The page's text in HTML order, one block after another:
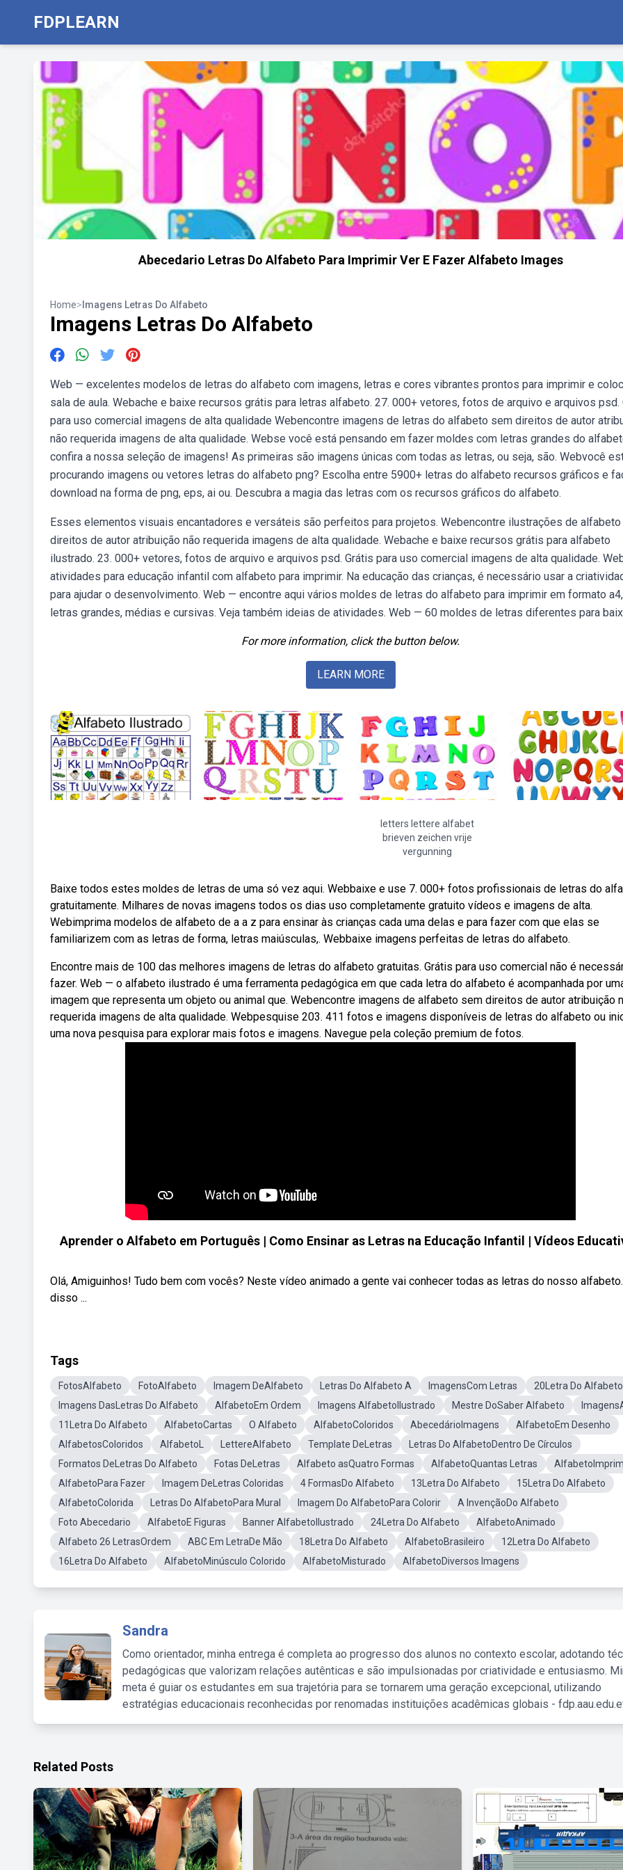
FDPLEARN
Abecedario Letras Do Alfabeto Para Imprimir Ver E Fazer Alfabeto Images
Home> Imagens Letras Do Alfabeto
Imagens Letras Do Alfabeto
Web — excelentes modelos de letras do alfabeto com imagens, letras e cores vibrantes prontos para imprimir e
sala de aula. Webache e baixe recursos grátis para letras alfabeto. 27. 000+ vetores, fotos de arquivo e arquivos psd.
para uso comercial imagens de alta qualidade Webencontre imagens de letras do alfabeto sem direitos de autor
não requerida imagens de alta qualidade. Webse você está pensando em fazer moldes com letras grandes do
confira a nossa seleção de imagens! As primeiras são imagens únicas com todas as letras, ou seja, são. Webvocê
procurando imagens ou vetores letras do alfabeto png? Escolha entre 5900+ letras do alfabeto recursos gráficos e
download na forma de png, eps, ai ou. Descubra a magia das letras com os recursos gráficos do alfabeto.
Esses elementos visuais encantadores e versáteis são perfeitos para projetos. Webencontre ilustrações de
direitos de autor atribuição não requerida imagens de alta qualidade. Webache e baixe recursos grátis para alfabeto
ilustrado. 23. 000+ vetores, fotos de arquivo e arquivos psd. Grátis para uso comercial imagens de alta qualidade.
atividades para educação infantil com alfabeto para imprimir. Na educação das crianças, é necessário usar a
para ajudar o desenvolvimento. Web — encontre aqui vários moldes de letras do alfabeto para imprimir em formato
letras grandes, médias e cursivas. Veja também ideias de atividades. Web — 60 moldes de letras diferentes para
For more information, click the button below.
LEARN MORE
letters lettere alfabet
brieven zeichen vrije
vergunning
Baixe todos estes moldes de letras de uma só vez aqui. Webbaixe e use 7. 000+ fotos profissionais de letras do
gratuitamente. Milhares de novas imagens todos os dias uso completamente gratuito vídeos e imagens de alta.
Webimprima modelos de alfabeto de a a z para ensinar às crianças cada uma delas e para fazer com que elas se
familiarizem com as letras de forma, letras maiúsculas,. Webbaixe imagens perfeitas de letras do alfabeto.
Encontre mais de 100 das melhores imagens de letras do alfabeto gratuitas. Grátis para uso comercial não é
fazer. Web — o alfabeto ilustrado é uma ferramenta pedagógica em que cada letra do alfabeto é acompanhada por
imagem que representa um objeto ou animal que. Webencontre imagens de alfabeto sem direitos de autor atribuição
requerida imagens de alta qualidade. Webpesquise 203. 411 fotos e imagens disponíveis de letras do alfabeto ou
uma nova pesquisa para explorar mais fotos e imagens. Navegue pela coleção premium de fotos.
Aprender o Alfabeto em Português | Como Ensinar as Letras na Educação Infantil | Vídeos
Olá, Amiguinhos! Tudo bem com vocês? Neste vídeo animado a gente vai conhecer todas as letras do nosso
disso ...
Tags
FotosAlfabeto FotoAlfabeto Imagem DeAlfabeto Letras Do Alfabeto A ImagensCom Letras
20Letra Do Alfabeto
Imagens DasLetras Do Alfabeto
AlfabetoEm Ordem Imagens AlfabetoIlustrado Mestre DoSaber Alfabeto
11Letra Do Alfabeto
AlfabetoCartas O Alfabeto AlfabetoColoridos AbecedárioImagens
AlfabetoEm Desenho
AlfabetosColoridos
AlfabetoL LettereAlfabeto Template DeLetras
Letras Do AlfabetoDentro De Círculos
Formatos DeLetras Do Alfabeto
Fotas DeLetras Alfabeto asQuatro Formas AlfabetoQuantas Letras
AlfabetoPara Fazer
Imagem DeLetras Coloridas 4 FormasDo Alfabeto 13Letra Do Alfabeto
15Letra Do Alfabeto
AlfabetoColorida
Letras Do AlfabetoPara Mural Imagem Do AlfabetoPara Colorir
A InvençãoDo Alfabeto
Foto Abecedario
AlfabetoE Figuras Banner AlfabetoIlustrado 24Letra Do Alfabeto
AlfabetoAnimado
Alfabeto 26 LetrasOrdem
ABC Em LetraDe Mão 18Letra Do Alfabeto AlfabetoBrasileiro
12Letra Do Alfabeto
16Letra Do Alfabeto
AlfabetoMinúsculo Colorido AlfabetoMisturado AlfabetoDiversos Imagens
Sandra
Como orientador, minha entrega é completa ao progresso dos alunos no contexto escolar, adotando
pedagógicas que valorizam relações autênticas e são impulsionadas por criatividade e entusiasmo.
meta é guiar os estudantes em sua trajetória para se tornarem uma geração excepcional, utilizando
estratégias educacionais reconhecidas por renomadas instituições acadêmicas globais -
Related Posts